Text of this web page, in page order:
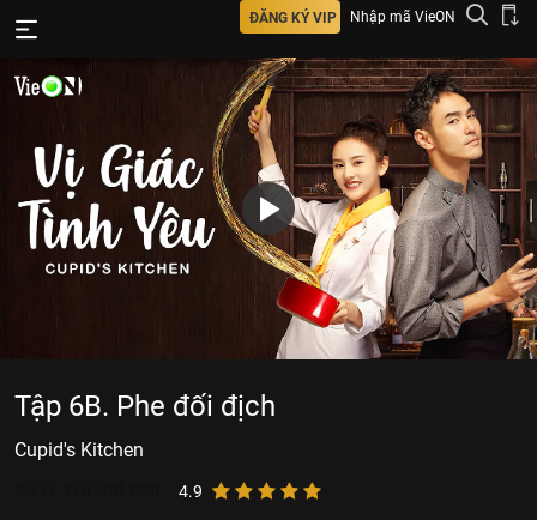
ĐĂNG KÝ VIP Nhập mã VieON
Tập 6B. Phe đối địch
Cupid's Kitchen
4.9